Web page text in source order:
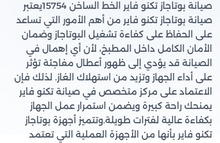
صيانة بوتاجاز تكنو فاير الخط الساخن 15754يعتبر
صيانة بوتاجاز تكنو فاير من أهم الأمور التي تساعد
على الحفاظ على كفاءة تشغيل البوتاجاز وضمان
الأمان الكامل داخل المطبخ، لأن أي إهمال في
الصيانة قد يؤدي إلى ظهور أعطال مفاجئة تؤثر
على أداء الجهاز وتزيد من استهلاك الغاز. لذلك فإن
الاعتماد على مركز متخصص في صيانة تكنو فاير
يمنحك راحة كبيرة ويضمن استمرار عمل الجهاز
بكفاءة عالية لفترات طويلة.وتتميز أجهزة بوتاجاز
تكنو فاير بأنها من الأجهزة العملية التي تعتمد